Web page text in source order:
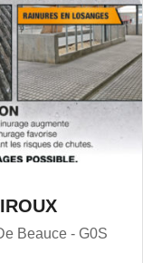
Beauce - G0S